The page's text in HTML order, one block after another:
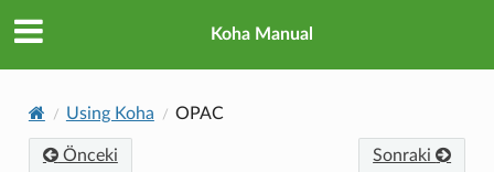
Koha Manual
Using Koha OPAC
Önceki Sonraki